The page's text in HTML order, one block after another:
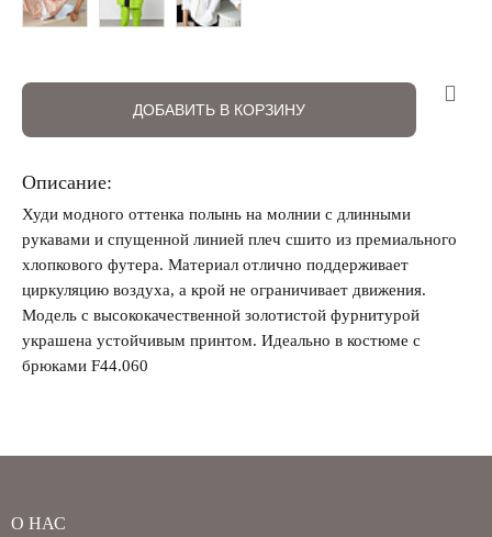
Запомнить меня на этом компьютере
Забыли свой пароль?
ДОБАВИТЬ В КОРЗИНУ
Описание:
Худи модного оттенка полынь на молнии с длинными
рукавами и спущенной линией плеч сшито из премиального
хлопкового футера. Материал отлично поддерживает
циркуляцию воздуха, а крой не ограничивает движения.
Модель с высококачественной золотистой фурнитурой
украшена устойчивым принтом. Идеально в костюме с
брюками F44.060
О НАС